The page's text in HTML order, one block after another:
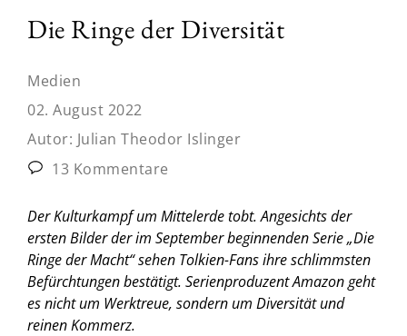
Die Ringe der Diversität
Medien
02. August 2022
Autor: Julian Theodor Islinger
13 Kommentare
Der Kulturkampf um Mittelerde tobt. Angesichts der
ersten Bilder der im September beginnenden Serie „Die
Ringe der Macht“ sehen Tolkien-Fans ihre schlimmsten
Befürchtungen bestätigt. Serienproduzent Amazon geht
es nicht um Werktreue, sondern um Diversität und
reinen Kommerz.